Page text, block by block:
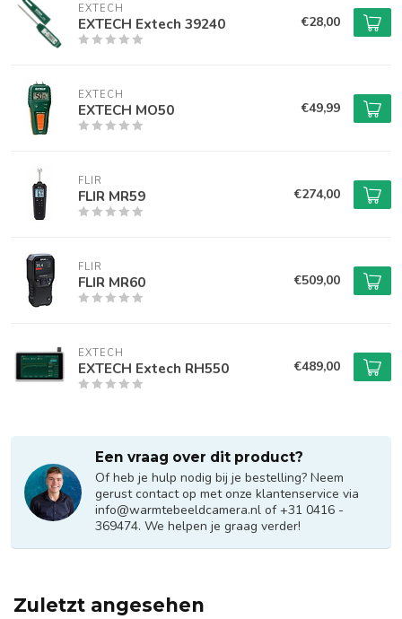
EXTECH
EXTECH Extech 39240 €28,00
EXTECH
EXTECH MO50 €49,99
FLIR
FLIR MR59 €274,00
FLIR
FLIR MR60 €509,00
EXTECH
EXTECH Extech RH550 €489,00
Een vraag over dit product?
Of heb je hulp nodig bij je bestelling? Neem
gerust contact op met onze klantenservice via
info@warmtebeeldcamera.nl of +31 0416 -
369474. We helpen je graag verder!
Zuletzt angesehen